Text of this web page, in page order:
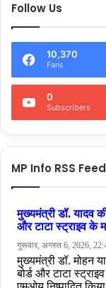
Follow Us
10,370
Fans
0
Subscribers
MP Info RSS Feed